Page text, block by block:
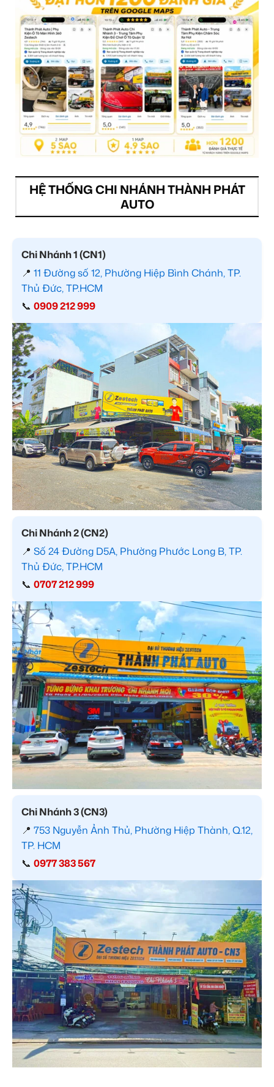
HỆ THỐNG CHI NHÁNH THÀNH PHÁT
AUTO
Chi Nhánh 1 (CN1)
📍 11 Đường số 12, Phường Hiệp Bình Chánh, TP.
Thủ Đức, TP.HCM
📞 0909 212 999
Chi Nhánh 2 (CN2)
📍 Số 24 Đường D5A, Phường Phước Long B, TP.
Thủ Đức, TP.HCM
📞 0707 212 999
Chi Nhánh 3 (CN3)
📍 753 Nguyễn Ảnh Thủ, Phường Hiệp Thành, Q.12,
TP. HCM
📞 0977 383 567